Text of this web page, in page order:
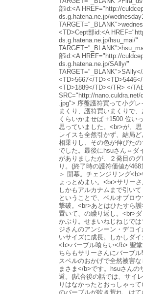
部id:<A HREF="http://
ds.g.hatena.ne.jp/
<TD>Cept部id:<A
ds.g.hatena.ne.jp/hsu_mai/"
部id:<A HREF="http://
ds.g.hatena.ne.jp/SAlly/"
<TD>5667</
<TD>1889</TD></TR> </
SRC="http://nano.culdra.net/
.jpg"> 序盤護符買って小グ
まくり、護符買いまくりで
くらいかませば +1500 位い
思っていました。<br>が、
レイスも全然引かず、結局
相乗りし、その色が伸びた
でした。最後にhsuさん⇔ダ
がありましたが、２発目の
り。(終了時の護符価値が
＞ 開幕。チェンジリング
ょっとめまい。<br>サリー
しかもアルカナムまで引いて
ということで、ベルオブロ
撃破。<br>あとはひたすら
置いて、の繰り返し。<br>
かぶり。せまいねじねじで
ジさんのアンシーン・デコ
いサイズに成長。しかしダ
<b>バーブル喰らい</b> 聖
ちらもサリーさんにバーブ
スペルのおかげで全然被害
まさま</b>です。hsuさんの
避。(試合後の話では、サイ
りはなかったとおっしゃっ
のバーブルが吹き荒れ、は